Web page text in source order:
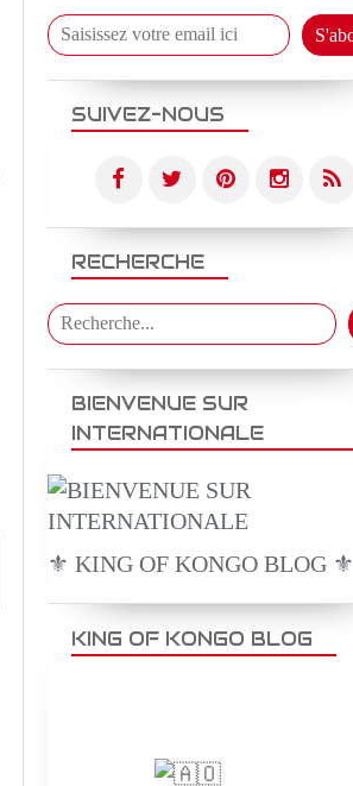
SUIVEZ-NOUS
RECHERCHE
BIENVENUE SUR
INTERNATIONALE
⚜️ KING OF KONGO BLOG ⚜️
KING OF KONGO BLOG